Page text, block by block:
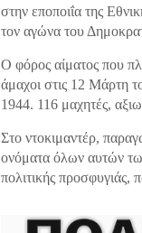
στην εποποιΐα της
τον αγώνα του
Ο φόρος αίματος που
άμαχοι στις 12 Μάρτη
1944. 116 μαχητές,
Στο ντοκιμαντέρ,
ονόματα όλων αυτών
πολιτικής προσφυγιάς,